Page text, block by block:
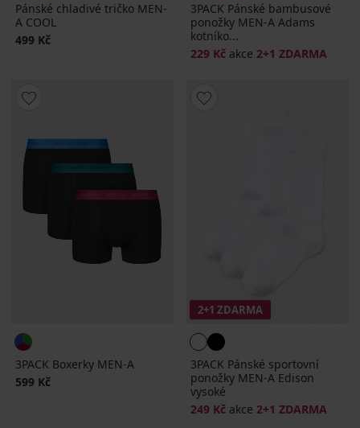
Pánské chladivé tričko MEN-
A COOL
499 Kč
3PACK Pánské bambusové
ponožky MEN-A Adams
kotníko...
229 Kč akce 2+1 ZDARMA
3PACK Boxerky MEN-A
599 Kč
2+1 ZDARMA
3PACK Pánské sportovní
ponožky MEN-A Edison
vysoké
249 Kč akce 2+1 ZDARMA